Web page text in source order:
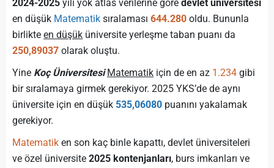
2024-2025 yılı yök atlas verilerine göre devlet üniversitesi
en düşük Matematik sıralaması 644.280 oldu. Bununla
birlikte en düşük üniversite yerleşme taban puanı da
250,89037 olarak oluştu.
Yine Koç Üniversitesi Matematik için de en az 1.234 gibi
bir sıralamaya girmek gerekiyor. 2025 YKS’de de aynı
üniversite için en düşük 535,06080 puanını yakalamak
gerekiyor.
Matematik en son kaç binle kapattı, devlet üniversiteleri
ve özel üniversite 2025 kontenjanları, burs imkanları ve